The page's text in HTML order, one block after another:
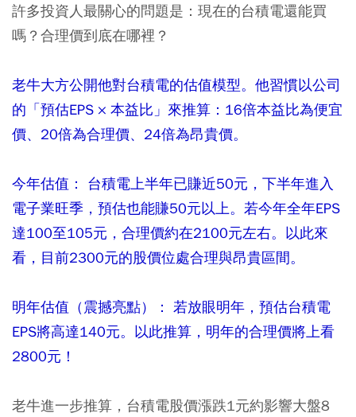
許多投資人最關心的問題是：現在的台積電還能買
嗎？合理價到底在哪裡？
老牛大方公開他對台積電的估值模型。他習慣以公司
的「預估EPS × 本益比」來推算：16倍本益比為便宜
價、20倍為合理價、24倍為昂貴價。
今年估值： 台積電上半年已賺近50元，下半年進入
電子業旺季，預估也能賺50元以上。若今年全年EPS
達100至105元，合理價約在2100元左右。以此來
看，目前2300元的股價位處合理與昂貴區間。
明年估值（震撼亮點）： 若放眼明年，預估台積電
EPS將高達140元。以此推算，明年的合理價將上看
2800元！
老牛進一步推算，台積電股價漲跌1元約影響大盤8